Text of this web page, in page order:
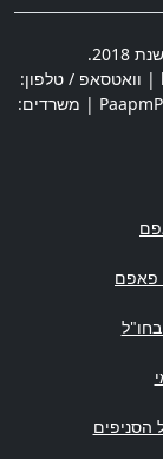
2018.
| וואטסאפ / טלפון:
פאפם
הסניפים